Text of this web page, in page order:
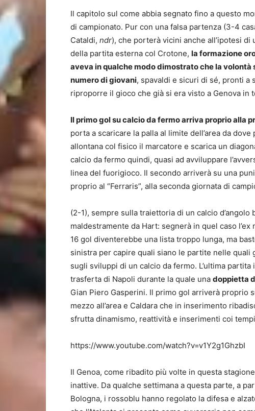
Il capitolo sul come abbia segnato fino a questo
di campionato. Pur con una falsa partenza (3-4
Cataldi, ndr), che porterà vicini anche all’ipotesi
della partita esterna col Crotone, la formazione
aveva in qualche modo dimostrato che la
numero di giovani, spavaldi e sicuri di sé, pronti
riproporre il gioco che già si era visto a Genova in
Il primo gol su calcio da fermo arriva proprio alla
porta a scaricare la palla al limite dell’area da
allontana col fisico il marcatore e scarica un
calcio da fermo quindi, quasi ad avviluppare
linea del fuorigioco. Il secondo arriverà su una
proprio al “Ferraris”, alla seconda giornata di
(2-1), sempre sulla traiettoria di un calcio
maldestramente da Hart: segnerà in quel caso
16 gol diventerebbe una lista troppo lunga, ma
sinistra per capire quali siano le partite nelle
sugli sviluppi di un calcio da fermo. L’ultima
trasferta di Napoli durante la quale una doppietta
Gian Piero Gasperini. Il primo gol arriverà proprio
mezzo all’area e Caldara che in inserimento
sfrutta dinamismo, reattività e inserimenti coi
https://www.youtube.com/watch?v=v1Y2g1GhzbI
Il Genoa, come ribadito più volte in questa
inattive. Da qualche settimana a questa parte, a
Bologna, i rossoblu hanno regolato la difesa e